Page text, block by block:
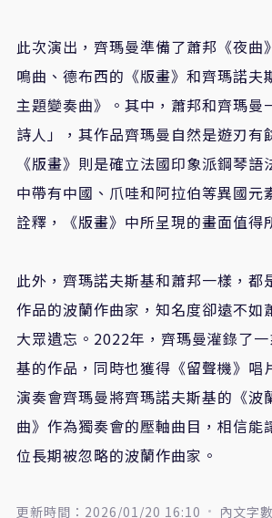
此次演出，齊瑪曼準備了蕭邦《夜曲
鳴曲、德布西的《版畫》和齊瑪諾夫
主題變奏曲》。其中，蕭邦和齊瑪曼
詩人」，其作品齊瑪曼自然是遊刃有
《版畫》則是確立法國印象派鋼琴語
中帶有中國、爪哇和阿拉伯等異國元
詮釋，《版畫》中所呈現的畫面值得
此外，齊瑪諾夫斯基和蕭邦一樣，都
作品的波蘭作曲家，知名度卻遠不如
大眾遺忘。2022年，齊瑪曼灌錄了
基的作品，同時也獲得《留聲機》唱
演奏會齊瑪曼將齊瑪諾夫斯基的《波
曲》作為獨奏會的壓軸曲目，相信能
位長期被忽略的波蘭作曲家。
更新時間：2026/01/20 16:10 內文字